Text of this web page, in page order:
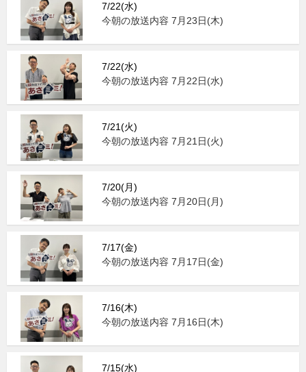
7/22(水)
今朝の放送内容 7月23日(木)
7/22(水)
今朝の放送内容 7月22日(水)
7/21(火)
今朝の放送内容 7月21日(火)
7/20(月)
今朝の放送内容 7月20日(月)
7/17(金)
今朝の放送内容 7月17日(金)
7/16(木)
今朝の放送内容 7月16日(木)
7/15(水)